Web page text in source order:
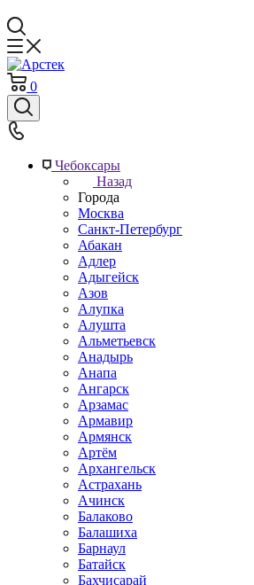
0
Чебоксары
Назад
Города
Москва
Санкт-Петербург
Абакан
Адлер
Адыгейск
Азов
Алупка
Алушта
Альметьевск
Анадырь
Анапа
Ангарск
Арзамас
Армавир
Армянск
Артём
Архангельск
Астрахань
Ачинск
Балаково
Балашиха
Барнаул
Батайск
Бахчисарай